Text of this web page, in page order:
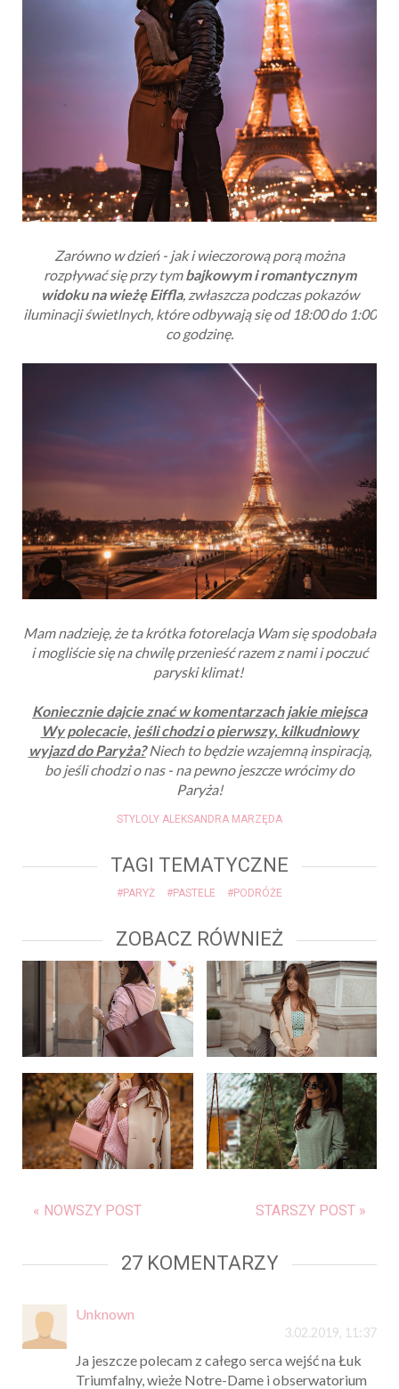
Zarówno w dzień - jak i wieczorową porą można
rozpływać się przy tymbajkowym i romantycznym
widoku na wieżę Eiffla, zwłaszcza podczas pokazów
iluminacji świetlnych, które odbywają się od 18:00 do 1:00
co godzinę.
Mam nadzieję, że ta krótka fotorelacja Wam się spodobała
i mogliście się na chwilę przenieść razem z nami i poczuć
paryski klimat!
Koniecznie dajcie znać w komentarzach jakie miejsca
Wy polecacie, jeśli chodzi o pierwszy, kilkudniowy
wyjazd do Paryża? Niech to będzie wzajemną inspiracją,
bo jeśli chodzi o nas - na pewno jeszcze wrócimy do
Paryża!
STYLOLY ALEKSANDRA MARZĘDA
TAGI TEMATYCZNE
#PARYŻ #PASTELE #PODRÓŻE
ZOBACZ RÓWNIEŻ
« NOWSZY POST STARSZY POST »
27 KOMENTARZY
Unknown
3.02.2019, 11:37
Ja jeszcze polecam z całego serca wejść na Łuk
Triumfalny, wieże Notre-Dame i obserwatorium